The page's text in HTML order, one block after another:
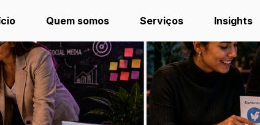
Quem somos Serviços Insights